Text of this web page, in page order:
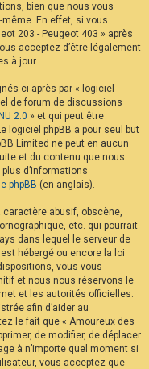
bien que nous vous
En effet, si vous
203 - Peugeot 403 » après
acceptez d’être légalement
à jour.
ci-après par « logiciel
de forum de discussions
2.0 » et qui peut être
logiciel phpBB a pour seul but
Limited ne peut en aucun
et du contenu que nous
d’informations
phpBB (en anglais).
abusif, obscène,
etc. qui pourrait
dans lequel le serveur de
hébergé ou encore la loi
vous vous
et nous nous réservons le
et les autorités officielles.
afin d’aider au
le fait que « Amoureux des
de modifier, de déplacer
à n’importe quel moment si
vous acceptez que